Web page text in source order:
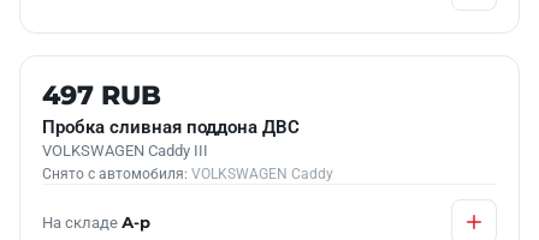
Б/У В НАЛИЧИИ
497 RUB
Пробка сливная поддона ДВС
VOLKSWAGEN Caddy III
Снято с автомобиля: VOLKSWAGEN Caddy
На складе А-р